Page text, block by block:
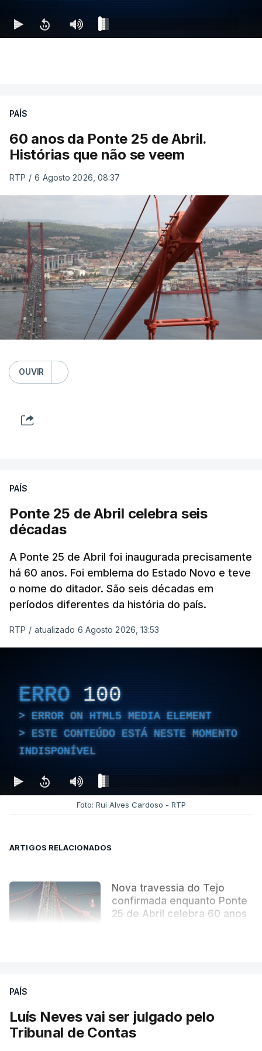
PAÍS
60 anos da Ponte 25 de Abril.
Histórias que não se veem
RTP / 6 Agosto 2026, 08:37
OUVIR
PAÍS
Ponte 25 de Abril celebra seis
décadas
A Ponte 25 de Abril foi inaugurada precisamente
há 60 anos. Foi emblema do Estado Novo e teve
o nome do ditador. São seis décadas em
períodos diferentes da história do país.
RTP / atualizado 6 Agosto 2026, 13:53
ERRO 100
ERROR ON HTML5 MEDIA ELEMENT
ESTE CONTEÚDO ESTÁ NESTE MOMENTO
INDISPONÍVEL
Foto: Rui Alves Cardoso - RTP
ARTIGOS RELACIONADOS
Nova travessia do Tejo
confirmada enquanto Ponte
25 de Abril celebra 60 anos
PAÍS
Luís Neves vai ser julgado pelo
Tribunal de Contas